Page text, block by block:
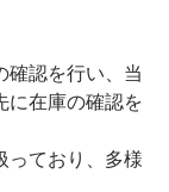
確認を行い、当
に在庫の確認を
っており、多様